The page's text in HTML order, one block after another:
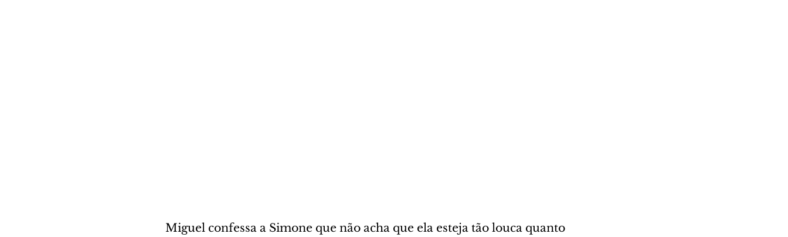
Miguel confessa a Simone que não acha que ela esteja tão louca quanto